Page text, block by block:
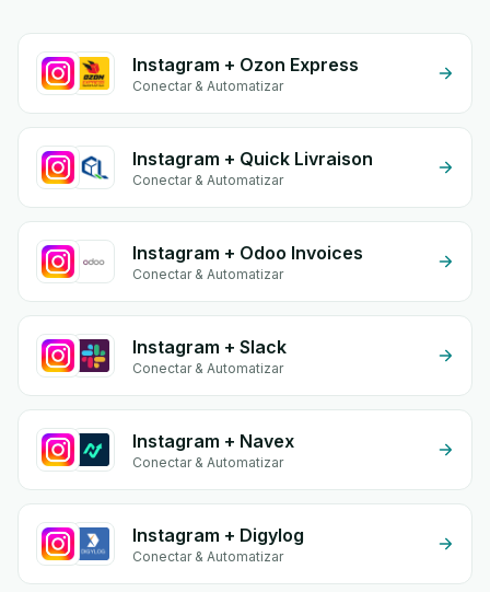
Instagram + Ozon Express
Conectar & Automatizar
Instagram + Quick Livraison
Conectar & Automatizar
Instagram + Odoo Invoices
Conectar & Automatizar
Instagram + Slack
Conectar & Automatizar
Instagram + Navex
Conectar & Automatizar
Instagram + Digylog
Conectar & Automatizar